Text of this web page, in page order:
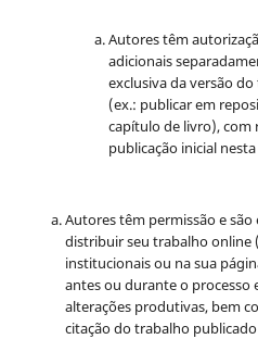
Autores têm
adicionais
exclusiva da versão
(ex.: publicar em
capítulo de livro), com
publicação inicial
Autores têm permissão e
distribuir seu trabalho online
institucionais ou na sua
antes ou durante o processo
alterações produtivas, bem
citação do trabalho